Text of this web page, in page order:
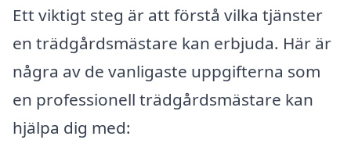
Ett viktigt steg är att förstå vilka tjänster
en trädgårdsmästare kan erbjuda. Här är
några av de vanligaste uppgifterna som
en professionell trädgårdsmästare kan
hjälpa dig med: